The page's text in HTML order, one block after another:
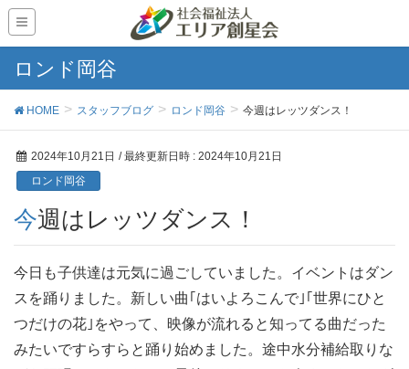
ロンド岡谷
HOME スタッフブログ ロンド岡谷 今週はレッツダンス！
2024年10月21日 / 最終更新日時 : 2024年10月21日
ロンド岡谷
今週はレッツダンス！
今日も子供達は元気に過ごしていました。イベントはダン
スを踊りました。新しい曲｢はいよろこんで｣｢世界にひと
つだけの花｣をやって、映像が流れると知ってる曲だった
みたいですらすらと踊り始めました。途中水分補給取りな